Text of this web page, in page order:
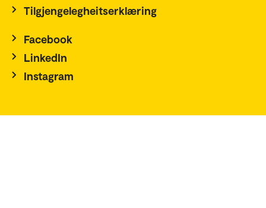
Tilgjengelegheitserklæring
Facebook
LinkedIn
Instagram